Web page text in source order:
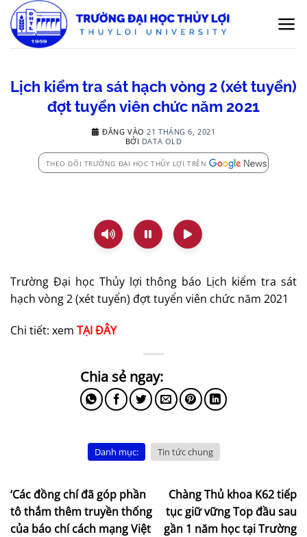
qua
nội
Lịch kiểm tra sát hạch vòng 2 (xét tuyển)
đợt tuyển viên chức năm 2021
ĐĂNG VÀO 21 THÁNG 6, 2021
BỞI DATA OLD
THEO DÕI TRƯỜNG ĐẠI HỌC THỦY LỢI TRÊN
Trường Đại học Thủy lợi thông báo Lịch kiểm tra sát
hạch vòng 2 (xét tuyển) đợt tuyển viên chức năm 2021
Chi tiết: xem TẠI ĐÂY
Danh mục: Tin tức chung
‘Các đồng chí đã góp phần
tô thắm thêm truyền thống
của báo chí cách mạng Việt
Chàng Thủ khoa K62 tiếp
tục giữ vững Top đầu sau
gần 1 năm học tại Trường